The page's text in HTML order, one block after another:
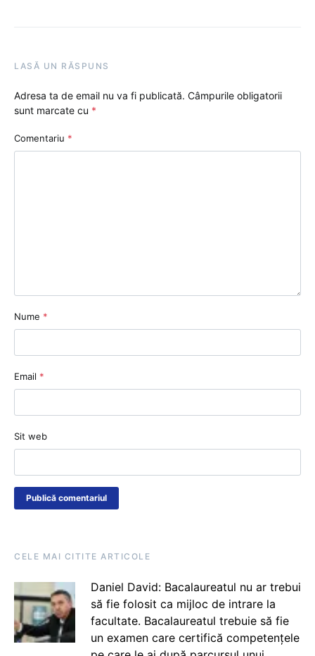
LASĂ UN RĂSPUNS
Adresa ta de email nu va fi publicată. Câmpurile obligatorii
sunt marcate cu *
Comentariu *
Nume *
Email *
Sit web
CELE MAI CITITE ARTICOLE
Daniel David: Bacalaureatul nu ar trebui
să fie folosit ca mijloc de intrare la
facultate. Bacalaureatul trebuie să fie
un examen care certifică competențele